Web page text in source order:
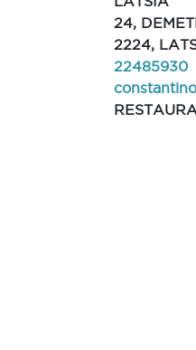
24,
2224,
22485930